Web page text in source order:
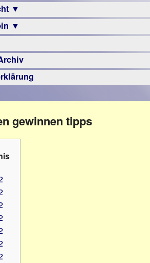
▼
▼
gewinnen tipps